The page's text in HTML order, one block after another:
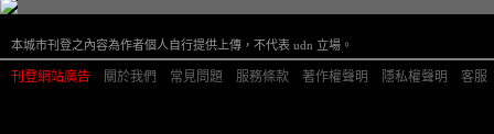
本城市刊登之內容為作者個人自行提供上傳，不代表 udn 立場。
刊登網站廣告 關於我們 常見問題 服務條款 著作權聲明 隱私權聲明 客服